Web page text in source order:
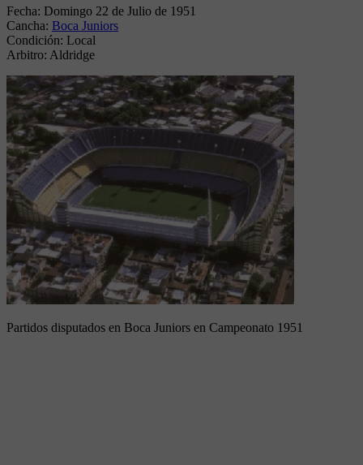
Fecha: Domingo 22 de Julio de 1951
Cancha: Boca Juniors
Condición: Local
Arbitro: Aldridge
Partidos disputados en Boca Juniors en Campeonato 1951